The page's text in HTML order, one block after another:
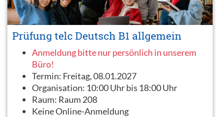
Prüfung telc Deutsch B1 allgemein
Anmeldung bitte nur persönlich in unserem
Büro!
Termin: Freitag, 08.01.2027
Organisation: 10:00 Uhr bis 18:00 Uhr
Raum: Raum 208
Keine Online-Anmeldung